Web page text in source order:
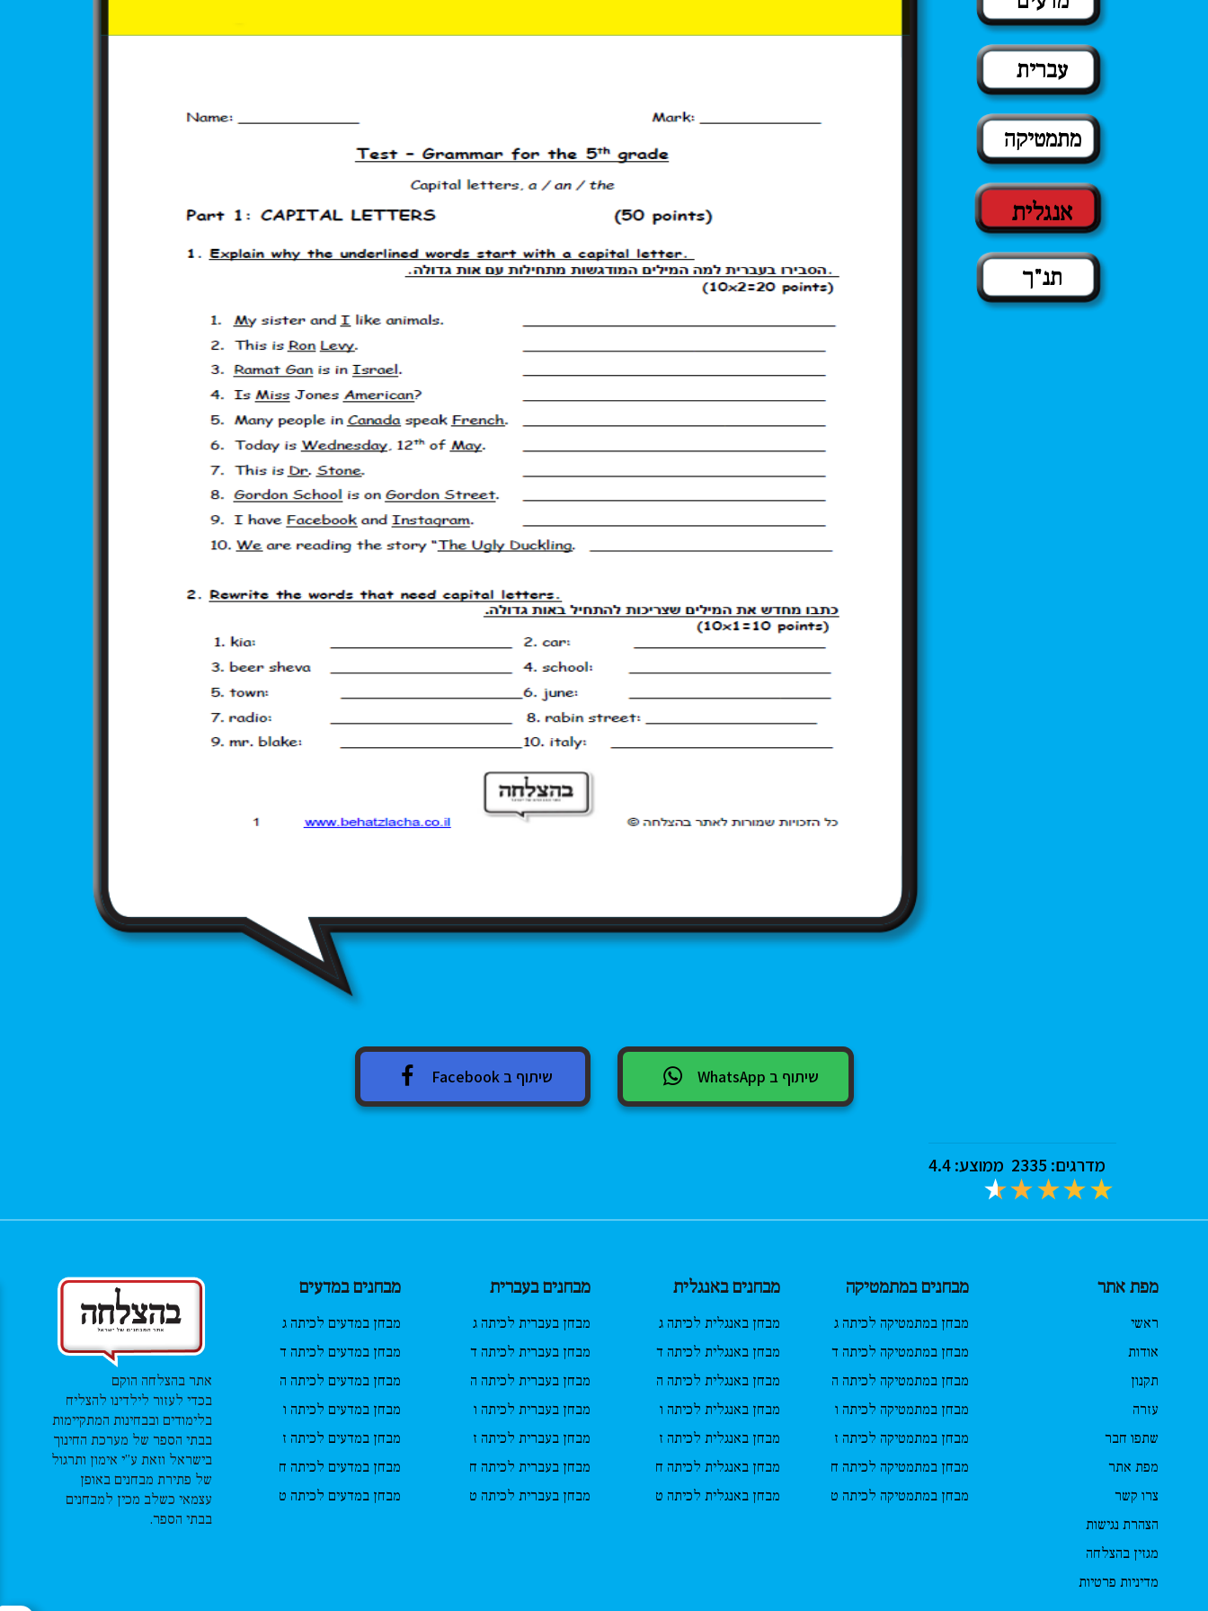
עברית
מתמטיקה
אנגלית
תנ"ך
שיתוף ב WhatsApp שיתוף ב Facebook
מדרגים: 2335 ממוצע:4.4
מפת אתר
ראשי
אודות
תקנון
עזרה
שתפו חבר
מפת אתר
צרו קשר
הצהרת נגישות
מגזין בהצלחה
מדיניות פרטיות
מבחנים במתמטיקה
מבחן במתמטיקה לכיתה ג
מבחן במתמטיקה לכיתה ד
מבחן במתמטיקה לכיתה ה
מבחן במתמטיקה לכיתה ו
מבחן במתמטיקה לכיתה ז
מבחן במתמטיקה לכיתה ח
מבחן במתמטיקה לכיתה ט
מבחנים באנגלית
מבחן באנגלית לכיתה ג
מבחן באנגלית לכיתה ד
מבחן באנגלית לכיתה ה
מבחן באנגלית לכיתה ו
מבחן באנגלית לכיתה ז
מבחן באנגלית לכיתה ח
מבחן באנגלית לכיתה ט
מבחנים בעברית
מבחן בעברית לכיתה ג
מבחן בעברית לכיתה ד
מבחן בעברית לכיתה ה
מבחן בעברית לכיתה ו
מבחן בעברית לכיתה ז
מבחן בעברית לכיתה ח
מבחן בעברית לכיתה ט
מבחנים במדעים
מבחן במדעים לכיתה ג
מבחן במדעים לכיתה ד
מבחן במדעים לכיתה ה
מבחן במדעים לכיתה ו
מבחן במדעים לכיתה ז
מבחן במדעים לכיתה ח
מבחן במדעים לכיתה ט
אתר בהצלחה הוקם
בכדי לעזור לילדינו להצליח
בלימודים ובבחינות המתקיימות
בבתי הספר של מערכת החינוך
בישראל וזאת ע”י אימון ותרגול
של פתירת מבחנים באופן
עצמאי כשלב מכין למבחנים
בבתי הספר.